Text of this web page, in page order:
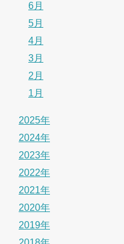
6月
5月
4月
3月
2月
1月
2025年
2024年
2023年
2022年
2021年
2020年
2019年